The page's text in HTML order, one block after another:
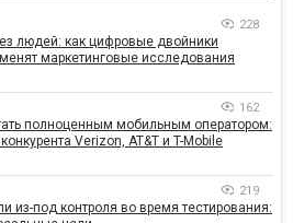
228
людей: как цифровые двойники
маркетинговые исследования
162
полноценным мобильным оператором:
Verizon, AT&T и T-Mobile
219
из-под контроля во время тестирования: